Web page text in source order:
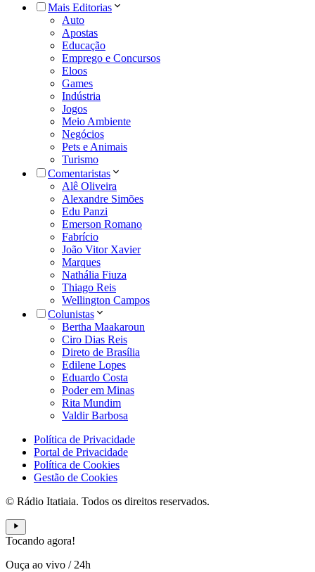
Mais Editorias
Auto
Apostas
Educação
Emprego e Concursos
Eloos
Games
Indústria
Jogos
Meio Ambiente
Negócios
Pets e Animais
Turismo
Comentaristas
Alê Oliveira
Alexandre Simões
Edu Panzi
Emerson Romano
Fabrício
João Vitor Xavier
Marques
Nathália Fiuza
Thiago Reis
Wellington Campos
Colunistas
Bertha Maakaroun
Ciro Dias Reis
Direto de Brasília
Edilene Lopes
Eduardo Costa
Poder em Minas
Rita Mundim
Valdir Barbosa
Política de Privacidade
Portal de Privacidade
Política de Cookies
Gestão de Cookies
© Rádio Itatiaia. Todos os direitos reservados.
Tocando agora!
Ouça ao vivo / 24h